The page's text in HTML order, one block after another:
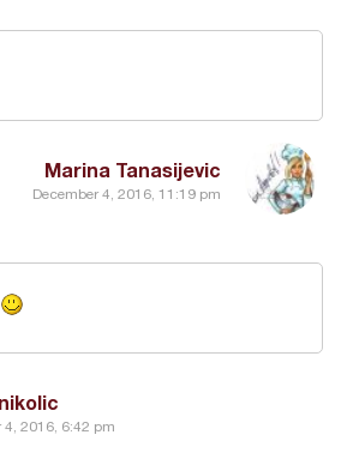
Marina Tanasijevic
December 4, 2016, 11:19 pm
4, 2016, 6:42 pm